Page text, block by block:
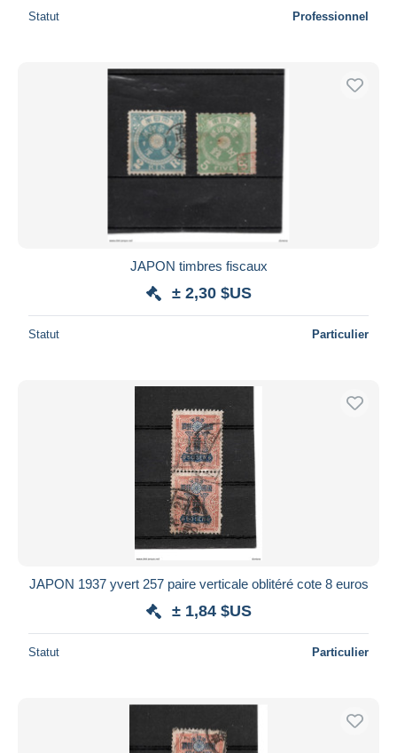
Statut Professionnel
JAPON timbres fiscaux
± 2,30 $US
Statut Particulier
JAPON 1937 yvert 257 paire verticale oblitéré cote 8 euros
± 1,84 $US
Statut Particulier